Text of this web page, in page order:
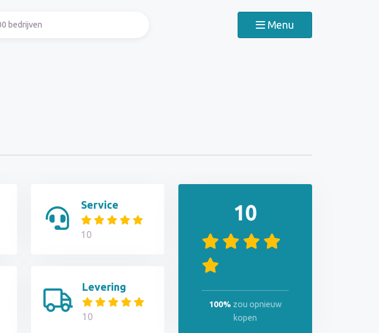
Menu
Service
10
Levering
10
10
100% zou opnieuw
kopen